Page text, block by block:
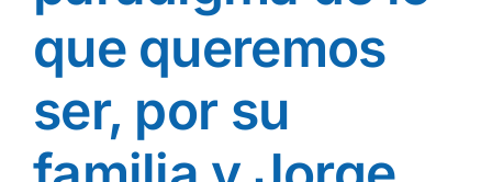
que queremos
ser, por su